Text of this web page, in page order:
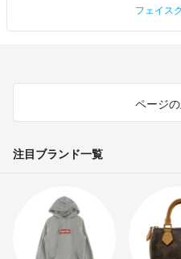
フェイス
ページ
注目ブランド一覧